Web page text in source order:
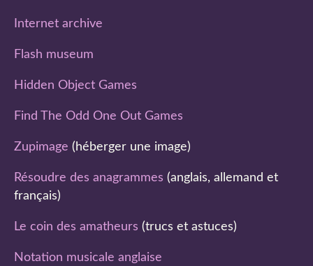
Internet archive
Flash museum
Hidden Object Games
Find The Odd One Out Games
Zupimage (héberger une image)
Résoudre des anagrammes (anglais, allemand et
français)
Le coin des amatheurs (trucs et astuces)
Notation musicale anglaise